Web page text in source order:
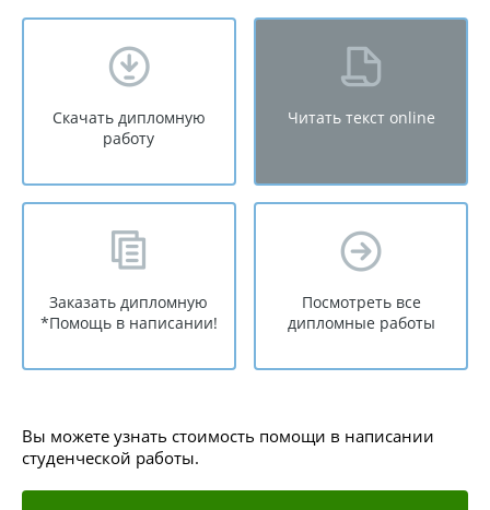
Скачать дипломную
работу
Читать текст online
Заказать дипломную
*Помощь в написании!
Посмотреть все
дипломные работы
Вы можете узнать стоимость помощи в написании
студенческой работы.